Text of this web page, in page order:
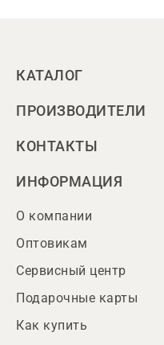
КАТАЛОГ
ПРОИЗВОДИТЕЛИ
КОНТАКТЫ
ИНФОРМАЦИЯ
О компании
Оптовикам
Сервисный центр
Подарочные карты
Как купить